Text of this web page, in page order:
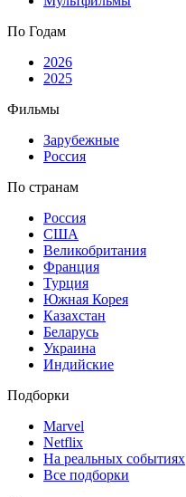
По Годам
2026
2025
Фильмы
Зарубежные
Россия
По странам
Россия
США
Великобритания
Франция
Турция
Южная Корея
Казахстан
Беларусь
Украина
Индийские
Подборки
Marvel
Netflix
На реальных событиях
Все подборки